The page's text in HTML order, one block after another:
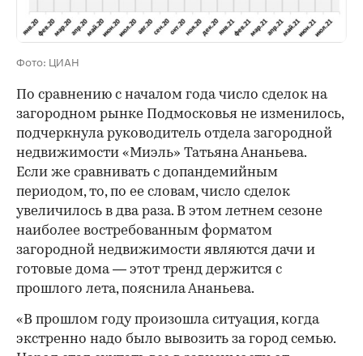
Фото: ЦИАН
По сравнению с началом года число сделок на
загородном рынке Подмосковья не изменилось,
подчеркнула руководитель отдела загородной
недвижимости «Миэль» Татьяна Ананьева.
Если же сравнивать с допандемийным
периодом, то, по ее словам, число сделок
увеличилось в два раза. В этом летнем сезоне
наиболее востребованным форматом
загородной недвижимости являются дачи и
готовые дома — этот тренд держится с
прошлого лета, пояснила Ананьева.
«В прошлом году произошла ситуация, когда
экстренно надо было вывозить за город семью.